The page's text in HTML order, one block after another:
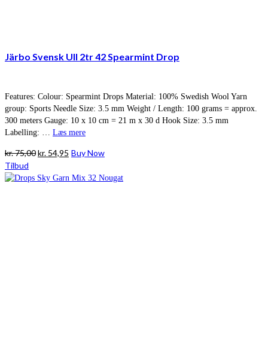
Järbo Svensk Ull 2tr 42 Spearmint Drop
Features: Colour: Spearmint Drops Material: 100% Swedish Wool Yarn
group: Sports Needle Size: 3.5 mm Weight / Length: 100 grams = approx.
300 meters Gauge: 10 x 10 cm = 21 m x 30 d Hook Size: 3.5 mm
Labelling: … Læs mere
kr.75,00Den
pris
kr. 54,95 Den
pris
Buy Now
Tilbud